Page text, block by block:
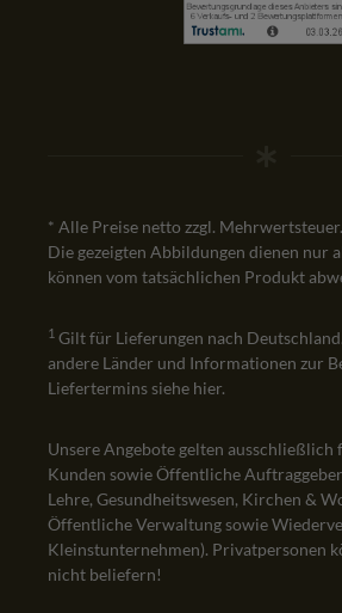
* Alle Preise netto zzgl. Mehrwertsteuer.
Die gezeigten Abbildungen dienen nur
können vom tatsächlichen Produkt
1 Gilt für Lieferungen nach
andere Länder und Informationen zur
Liefertermins siehe hier.
Unsere Angebote gelten
Kunden sowie Öffentliche
Lehre, Gesundheitswesen, Kirchen &
Öffentliche Verwaltung sowie
Kleinstunternehmen). Privatpersonen
nicht beliefern!